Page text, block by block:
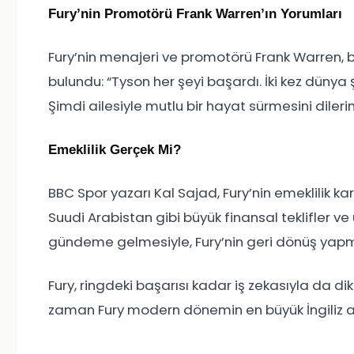
Fury’nin Promotörü Frank Warren’ın Yorumları
Fury’nin menajeri ve promotörü Frank
bulundu: “Tyson her şeyi başardı. İki kez
Şimdi ailesiyle mutlu bir hayat sürmesini
Emeklilik Gerçek Mi?
BBC Spor yazarı Kal Sajad, Fury’nin emeklilik
Suudi Arabistan gibi büyük finansal teklifler ve
gündeme gelmesiyle, Fury’nin geri dönüş
Fury, ringdeki başarısı kadar iş zekasıyla da
zaman Fury modern dönemin en büyük İngiliz